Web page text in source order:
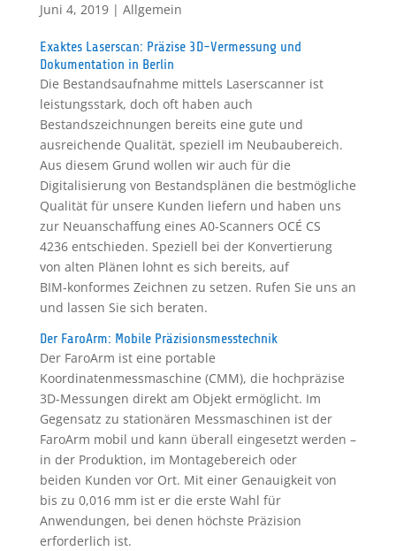
Juni 4, 2019| Allgemein
Exaktes Laserscan: Präzise 3D-Vermessung und
Dokumentation in Berlin
Die Bestandsaufnahme mittels Laserscanner ist
leistungsstark, doch oft haben auch
Bestandszeichnungen bereits eine gute und
ausreichende Qualität, speziell im Neubaubereich.
Aus diesem Grund wollen wir auch für die
Digitalisierung von Bestandsplänen die bestmögliche
Qualität für unsere Kunden liefern und haben uns
zur Neuanschaffung eines A0-Scanners OCÉ CS
4236 entschieden. Speziell bei der Konvertierung
von alten Plänen lohnt es sich bereits, auf
BIM-konformes Zeichnen zu setzen. Rufen Sie uns an
und lassen Sie sich beraten.
Der FaroArm: Mobile Präzisionsmesstechnik
Der FaroArm ist eine portable
Koordinatenmessmaschine (CMM), die hochpräzise
3D-Messungen direkt am Objekt ermöglicht. Im
Gegensatz zu stationären Messmaschinen ist der
FaroArm mobil und kann überall eingesetzt werden –
in der Produktion, im Montagebereich oder
beiden Kunden vor Ort. Mit einer Genauigkeit von
bis zu 0,016 mm ist er die erste Wahl für
Anwendungen, bei denen höchste Präzision
erforderlich ist.